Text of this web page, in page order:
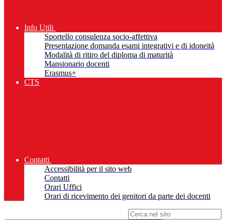
Info Utili
Sportello consulenza socio-affettiva
Presentazione domanda esami integrativi e di idoneità
Modalità di ritiro del diploma di maturità
Mansionario docenti
Erasmus+
CTS
Contatti
Accessibilità per il sito web
Contatti
Orari Uffici
Orari di ricevimento dei genitori da parte dei docenti